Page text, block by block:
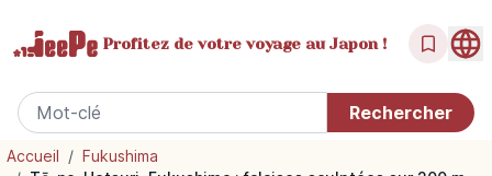
Profitez de votrevoyage au Japon !
Accueil / Fukushima